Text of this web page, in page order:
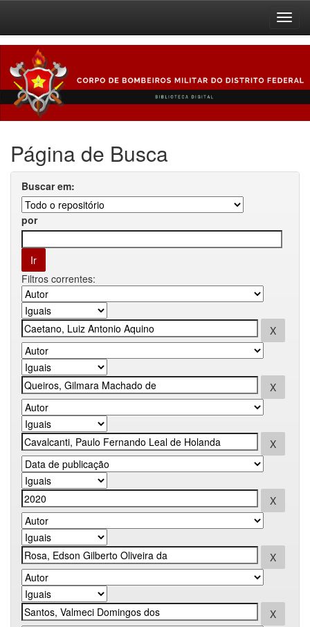
navigation
Página de Busca
Buscar em:
por
Filtros correntes: